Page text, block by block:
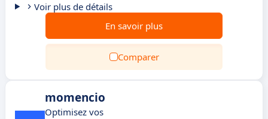
Voir plus de détails
En savoir plus
Comparer
momencio
Optimisez vos